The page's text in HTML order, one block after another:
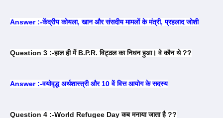
Answer :-केंद्रीय कोयला, खान और संसदीय मामलों के मंत्री, प्रहलाद जोशी
Question 3 :-हाल ही में B.P.R. विट्ठल का निधन हुआ। वे कौन थे ??
Answer :-वयोवृद्ध अर्थशास्त्री और 10 वें वित्त आयोग के सदस्य
Question 4 :-World Refugee Day कब मनाया जाता है ??